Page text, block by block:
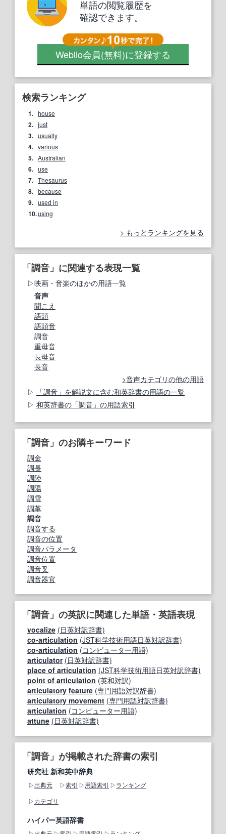
単語の閲覧履歴を
確認できます。
Weblio会員(無料)に登録する
検索ランキング
1. house
2. just
3. usually
4. various
5. Australian
6. use
7. Thesaurus
8. because
9. used in
10.using
もっとランキングを見る
「調音」に関連する表現一覧
映画・音楽のほかの用語一覧
音声
聞こえ
語頭
語頭音
調音
重母音
長母音
長音
音声カテゴリの他の用語
「調音」を解説文に含む和英辞書の用語の一覧
和英辞書の「調音」の用語索引
「調音」のお隣キーワード
調金
調長
調陸
調陽
調雪
調革
調音
調音する
調音の位置
調音パラメータ
調音位置
調音叉
調音器官
「調音」の英訳に関連した単語・英語表現
vocalize (日英対訳辞書)
co‐articulation (JST科学技術用語日英対訳辞書)
co-articulation (コンピューター用語)
articulator (日英対訳辞書)
place of articulation (JST科学技術用語日英対訳辞書)
point of articulation (英和対訳)
articulatory feature (専門用語対訳辞書)
articulatory movement (専門用語対訳辞書)
articulation (コンピューター用語)
attune (日英対訳辞書)
「調音」が掲載された辞書の索引
研究社 新和英中辞典
出典元 索引 用語索引
ランキング
カテゴリ
ハイパー英語辞書